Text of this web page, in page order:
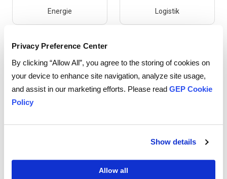
Privacy Preference Center
By clicking “Allow All”, you agree to the storing of cookies on
your device to enhance site navigation, analyze site usage,
and assist in our marketing efforts. Please read GEP Cookie
Policy
Show details
Allow all
Energie Logistik
Reisen Flottenmanagement